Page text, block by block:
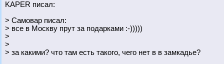
KAPER писал:
> Самовар писал:
> все в Москву прут за подарками :-)))))
>
>
> за какими? что там есть такого, чего нет в в замкадье?